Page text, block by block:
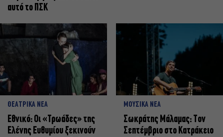
αυτό το ΠΣΚ
ΘΕΑΤΡΙΚΑ ΝΕΑ
Εθνικό: Οι «Τρωάδες» της
Ελένης Ευθυμίου ξεκινούν
ΜΟΥΣΙΚΑ ΝΕΑ
Σωκράτης Μάλαμας: Τον
Σεπτέμβριο στο Κατράκειο